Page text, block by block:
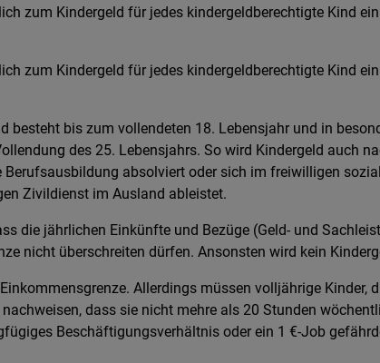
zum Kindergeld für jedes kindergeldberechtigte Kind
zum Kindergeld für jedes kindergeldberechtigte Kind
besteht bis zum vollendeten 18. Lebensjahr und in
des 25. Lebensjahrs. So wird Kindergeld auch
Berufsausbildung absolviert oder sich im freiwilligen
Zivildienst im Ausland ableistet.
die jährlichen Einkünfte und Bezüge (Geld- und
nicht überschreiten dürfen. Ansonsten wird kein
Allerdings müssen volljährige Kinder,
dass sie nicht mehre als 20 Stunden
Beschäftigungsverhältnis oder ein 1 €-Job